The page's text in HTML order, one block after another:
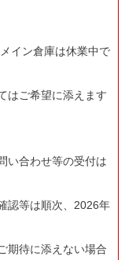
イン倉庫は休業中で
はご希望に添えます
い合わせ等の受付は
認等は順次、2026年
期待に添えない場合